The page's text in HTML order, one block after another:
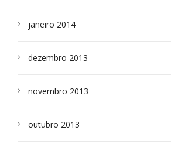
janeiro 2014
dezembro 2013
novembro 2013
outubro 2013